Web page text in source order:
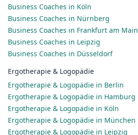
Business Coaches in Köln
Business Coaches in Nürnberg
Business Coaches in Frankfurt am Main
Business Coaches in Leipzig
Business Coaches in Düsseldorf
Ergotherapie & Logopädie
Ergotherapie & Logopädie in Berlin
Ergotherapie & Logopädie in Hamburg
Ergotherapie & Logopädie in Köln
Ergotherapie & Logopädie in München
Ergotherapie & Logopädie in Leipzig